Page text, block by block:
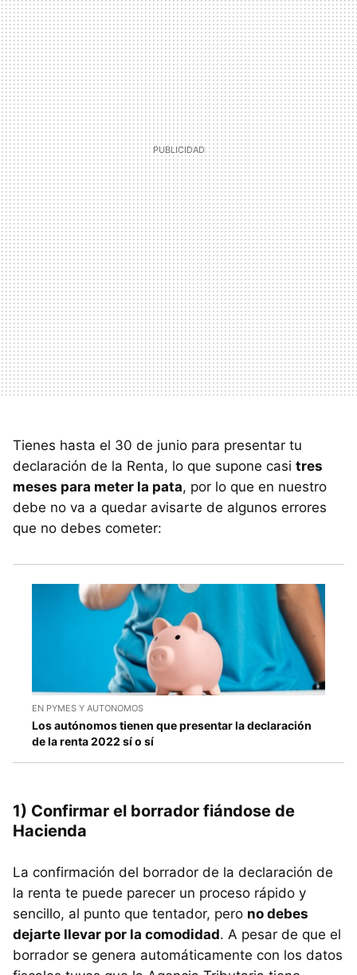
Tienes hasta el 30 de junio para presentar tu
declaración de la Renta, lo que supone casi tres
meses para meter la pata, por lo que en nuestro
debe no va a quedar avisarte de algunos errores
que no debes cometer:
EN PYMES Y AUTONOMOS
Los autónomos tienen que presentar la declaración
de la renta 2022 sí o sí
1) Confirmar el borrador fiándose de
Hacienda
La confirmación del borrador de la declaración de
la renta te puede parecer un proceso rápido y
sencillo, al punto que tentador, pero no debes
dejarte llevar por la comodidad. A pesar de que el
borrador se genera automáticamente con los datos